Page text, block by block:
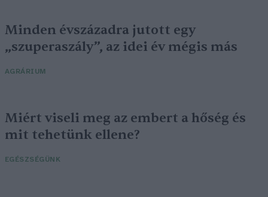
Minden évszázadra jutott egy
„szuperaszály”, az idei év mégis más
AGRÁRIUM
Miért viseli meg az embert a hőség és
mit tehetünk ellene?
EGÉSZSÉGÜNK